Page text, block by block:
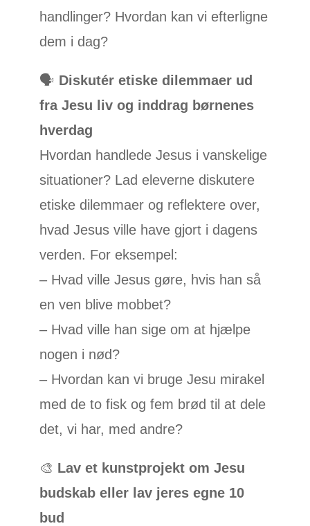
handlinger? Hvordan kan vi efterligne
dem i dag?
🗣️ Diskutér etiske dilemmaer ud
fra Jesu liv og inddrag børnenes
hverdag
Hvordan handlede Jesus i vanskelige
situationer? Lad eleverne diskutere
etiske dilemmaer og reflektere over,
hvad Jesus ville have gjort i dagens
verden. For eksempel:
– Hvad ville Jesus gøre, hvis han så
en ven blive mobbet?
– Hvad ville han sige om at hjælpe
nogen i nød?
– Hvordan kan vi bruge Jesu mirakel
med de to fisk og fem brød til at dele
det, vi har, med andre?
🎨 Lav et kunstprojekt om Jesu
budskab eller lav jeres egne 10
bud